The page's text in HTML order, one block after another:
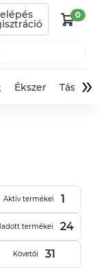
0
Ékszer Táska»
Aktív termékei 1
termékei 24
Követői 31